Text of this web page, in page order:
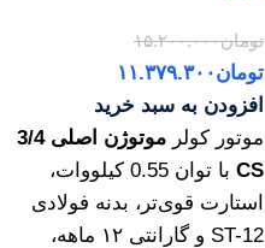
تومان۱۵.۲۰۰.۰۰۰
تومان۱۱.۳۷۹.۳۰۰
افزودن به سبد خرید
موتور کولر
موتوژن اصلی 3/4
CS
با توان 0.55 کیلووات،
استارت قوی‌تر، بدنه فولادی
ST-12 و گارانتی ۱۲ ماهه،